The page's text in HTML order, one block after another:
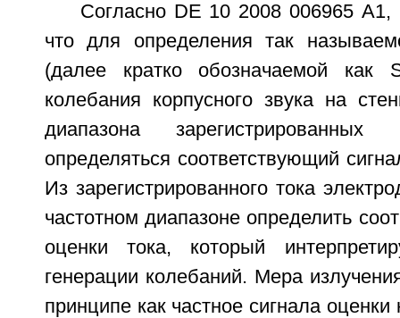
Согласно DE 10 2008 006965 А1,
что для определения так
(далее кратко обозначаемой как
колебания корпусного звука на
диапазона
определяться соответствующий
Из зарегистрированного тока
частотном диапазоне определить
оценки тока, который
генерации колебаний. Мера
принципе как частное сигнала